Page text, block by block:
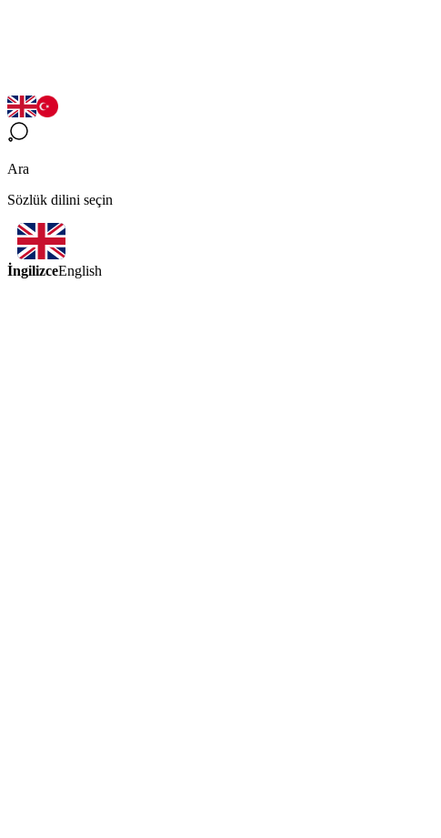
Ara
Sözlük dilini seçin
İngilizceEnglish